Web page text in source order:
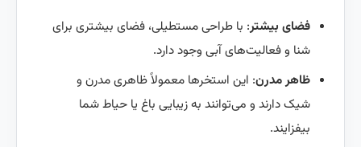
فضای بیشتر: با طراحی مستطیلی، فضای بیشتری برای
شنا و فعالیت‌های آبی وجود دارد.
ظاهر مدرن: این استخرها معمولاً ظاهری مدرن و
شیک دارند و می‌توانند به زیبایی باغ یا حیاط شما
بیفزایند.